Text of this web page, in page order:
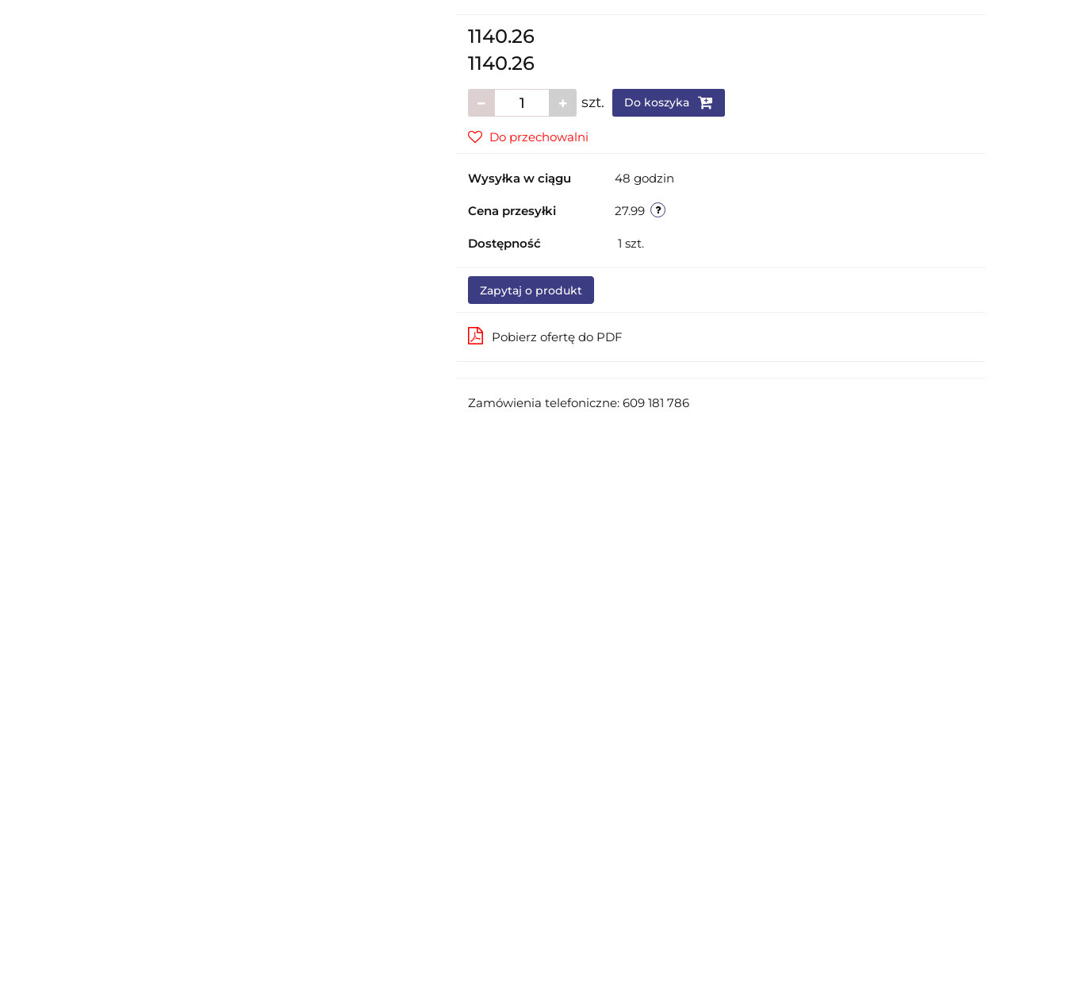
1140.26
1140.26
szt. Do koszyka
Do przechowalni
Wysyłka w ciągu 48 godzin
Cena przesyłki 27.99
Dostępność 1 szt.
Zapytaj o produkt
Pobierz ofertę do PDF
Zamówienia telefoniczne: 609 181 786